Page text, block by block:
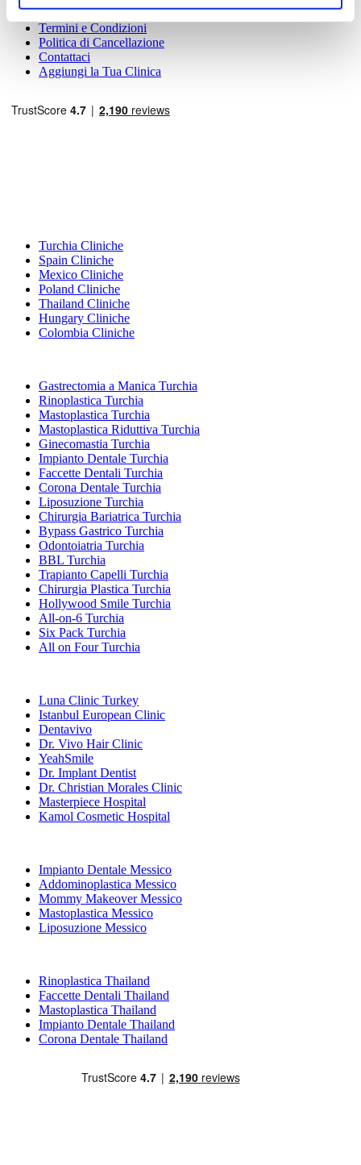
Informativa sulla Privacy
Termini e Condizioni
Politica di Cancellazione
Contattaci
Aggiungi la Tua Clinica
Turchia Cliniche
Spain Cliniche
Mexico Cliniche
Poland Cliniche
Thailand Cliniche
Hungary Cliniche
Colombia Cliniche
Gastrectomia a Manica Turchia
Rinoplastica Turchia
Mastoplastica Turchia
Mastoplastica Riduttiva Turchia
Ginecomastia Turchia
Impianto Dentale Turchia
Faccette Dentali Turchia
Corona Dentale Turchia
Liposuzione Turchia
Chirurgia Bariatrica Turchia
Bypass Gastrico Turchia
Odontoiatria Turchia
BBL Turchia
Trapianto Capelli Turchia
Chirurgia Plastica Turchia
Hollywood Smile Turchia
All-on-6 Turchia
Six Pack Turchia
All on Four Turchia
Luna Clinic Turkey
Istanbul European Clinic
Dentavivo
Dr. Vivo Hair Clinic
YeahSmile
Dr. Implant Dentist
Dr. Christian Morales Clinic
Masterpiece Hospital
Kamol Cosmetic Hospital
Impianto Dentale Messico
Addominoplastica Messico
Mommy Makeover Messico
Mastoplastica Messico
Liposuzione Messico
Rinoplastica Thailand
Faccette Dentali Thailand
Mastoplastica Thailand
Impianto Dentale Thailand
Corona Dentale Thailand